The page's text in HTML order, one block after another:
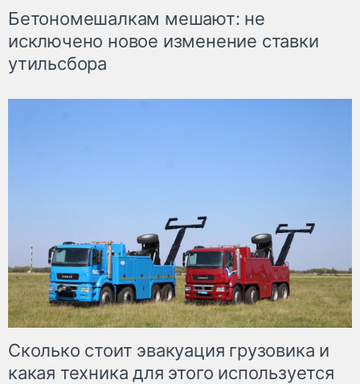
Бетономешалкам мешают: не
исключено новое изменение ставки
утильсбора
Сколько стоит эвакуация грузовика и
какая техника для этого используется